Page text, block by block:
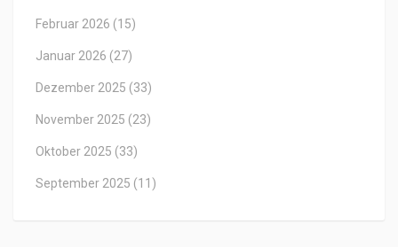
Februar 2026 (15)
Januar 2026 (27)
Dezember 2025 (33)
November 2025 (23)
Oktober 2025 (33)
September 2025 (11)